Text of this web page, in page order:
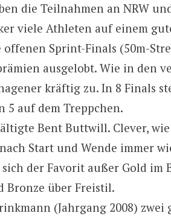
die Teilnahmen an NRW
viele Athleten auf einem
Sprint-Finals (50m-
ausgelobt. Wie in den
kräftig zu. In 8 Finals
5 auf dem Treppchen.
Bent Buttwill. Clever,
Start und Wende immer
der Favorit außer Gold im
Bronze über Freistil.
(Jahrgang 2008)